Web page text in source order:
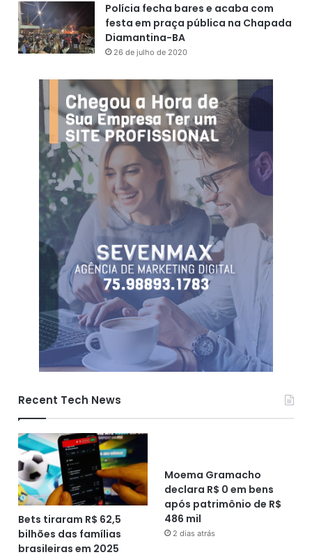
Polícia fecha bares e acaba com
festa em praça pública na Chapada
Diamantina-BA
26 de julho de 2020
Recent Tech News
Bets tiraram R$ 62,5
bilhões das famílias
brasileiras em 2025
Moema Gramacho
declara R$ 0 em bens
após patrimônio de R$
486 mil
2 dias atrás